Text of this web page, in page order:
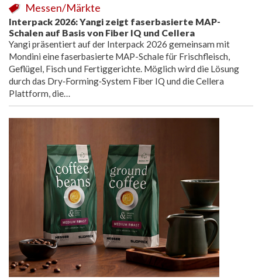
Interpack 2026: Yangi zeigt faserbasierte MAP-
Schalen auf Basis von Fiber IQ und Cellera
Messen/Märkte
Yangi präsentiert auf der Interpack 2026 gemeinsam mit
Mondini eine faserbasierte MAP-Schale für Frischfleisch,
Geflügel, Fisch und Fertiggerichte. Möglich wird die Lösung
durch das Dry‑Forming‑System Fiber IQ und die Cellera
Plattform, die…